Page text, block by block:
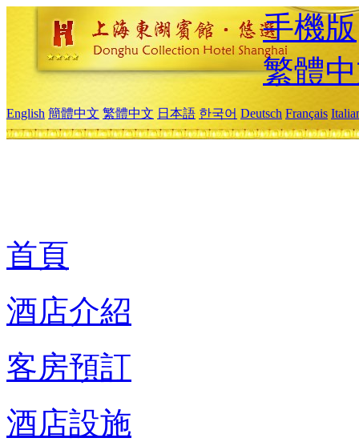
手機版
繁體
English 簡體中文 繁體中文 日本語 한국어 Deutsch Français
首頁
酒店介紹
客房預訂
酒店設施